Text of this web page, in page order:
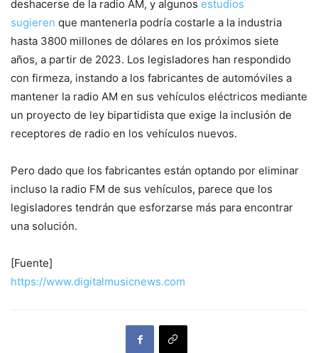
deshacerse de la radio AM, y algunos estudios
sugieren que mantenerla podría costarle a la industria
hasta 3800 millones de dólares en los próximos siete
años, a partir de 2023. Los legisladores han respondido
con firmeza, instando a los fabricantes de automóviles a
mantener la radio AM en sus vehículos eléctricos mediante
un proyecto de ley bipartidista que exige la inclusión de
receptores de radio en los vehículos nuevos.
Pero dado que los fabricantes están optando por eliminar
incluso la radio FM de sus vehículos, parece que los
legisladores tendrán que esforzarse más para encontrar
una solución.
[Fuente]
https://www.digitalmusicnews.com